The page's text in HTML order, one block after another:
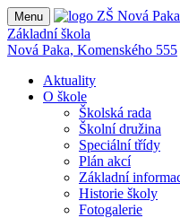
Menu
Základní škola
Nová Paka, Komenského 555
Aktuality
O škole
Školská rada
Školní družina
Speciální třídy
Plán akcí
Základní
Historie školy
Fotogalerie